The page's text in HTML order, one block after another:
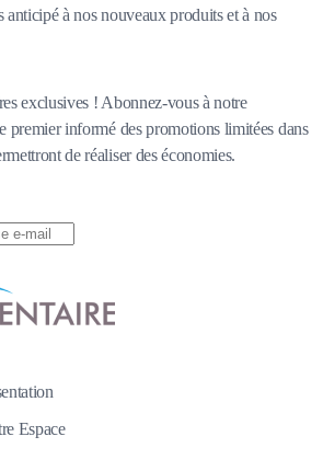
anticipé à nos nouveaux produits et à nos
exclusives ! Abonnez-vous à notre
premier informé des promotions limitées dans
de réaliser des économies.
Espace